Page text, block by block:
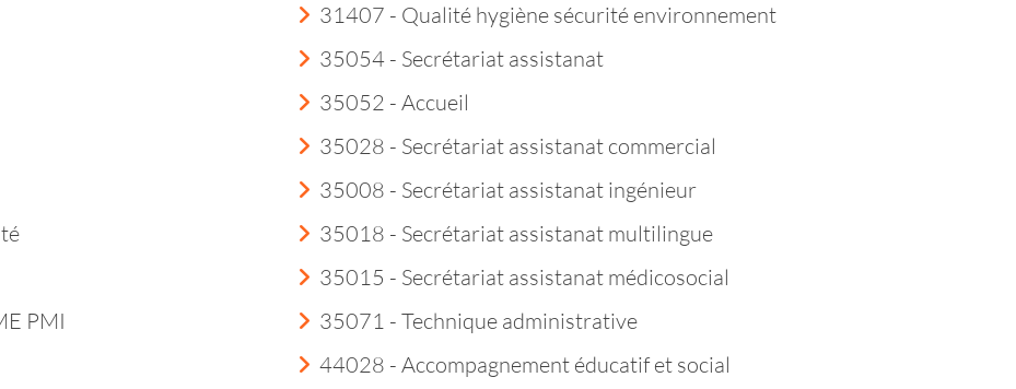
31407 - Qualité hygiène sécurité environnement
35054 - Secrétariat assistanat
35052 - Accueil
35028 - Secrétariat assistanat commercial
PMI
35008 - Secrétariat assistanat ingénieur
35018 - Secrétariat assistanat multilingue
35015 - Secrétariat assistanat médicosocial
35071 - Technique administrative
44028 - Accompagnement éducatif et social